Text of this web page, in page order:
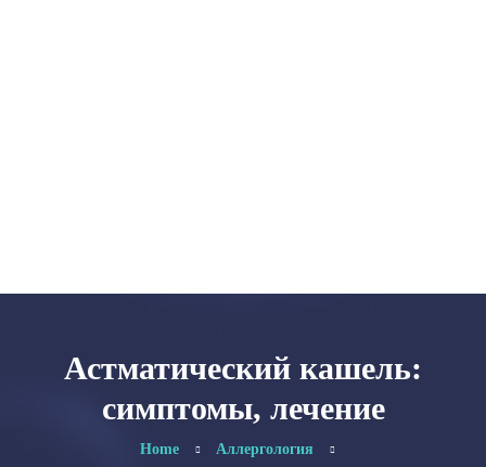
Астматический кашель:
симптомы, лечение
Home
Аллергология